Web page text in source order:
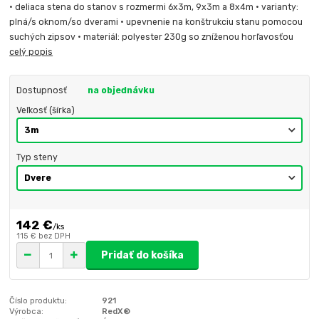
• deliaca stena do stanov s rozmermi 6x3m, 9x3m a 8x4m • varianty:
plná/s oknom/so dverami • upevnenie na konštrukciu stanu pomocou
suchých zipsov • materiál: polyester 230g so zníženou horľavosťou
celý popis
Dostupnosť na objednávku
Veľkosť (šírka)
Typ steny
142 €/ks
115 € bez DPH
Pridať do košíka
Číslo produktu:
921
Výrobca:
RedX®